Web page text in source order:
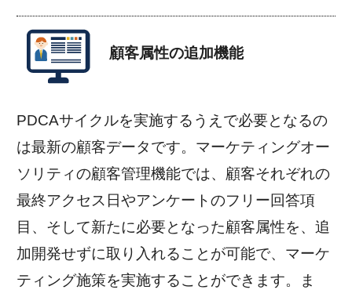
顧客属性の追加機能
PDCAサイクルを実施するうえで必要となるの
は最新の顧客データです。マーケティングオー
ソリティの顧客管理機能では、顧客それぞれの
最終アクセス日やアンケートのフリー回答項
目、そして新たに必要となった顧客属性を、追
加開発せずに取り入れることが可能で、マーケ
ティング施策を実施することができます。ま